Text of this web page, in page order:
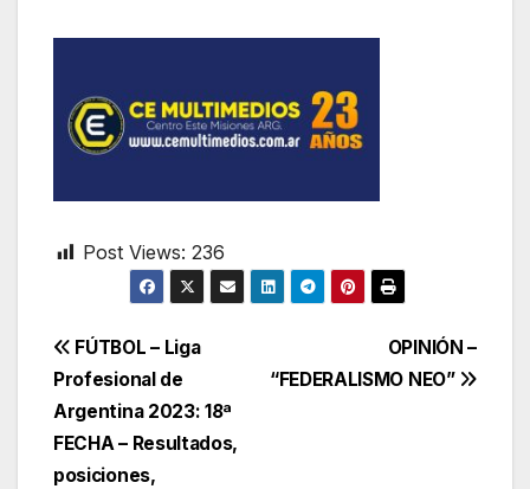
Post Views: 236
Navegación
de
entradas
OPINIÓN –
“FEDERALISMO NEO”
FÚTBOL – Liga
Profesional de
Argentina 2023: 18ª
FECHA – Resultados,
posiciones,